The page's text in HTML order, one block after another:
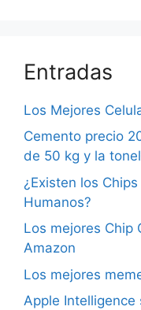
Entradas
Los Mejores
Cemento precio
de 50 kg y la
¿Existen los
Humanos?
Los mejores Chip
Amazon
Los mejores
Apple Intelligence